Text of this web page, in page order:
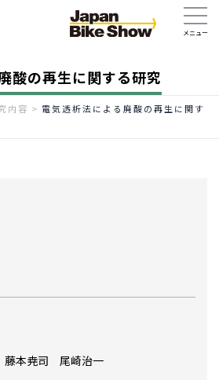
酸の再生に関する研究
内容 > 電気透析法による廃酸の再生に関す
本尭司 尾崎治一